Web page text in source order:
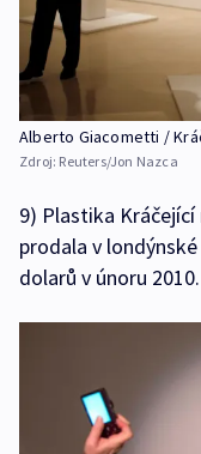
Alberto Giacometti /
Zdroj: Reuters/Jon Nazca
9) Plastika
prodala v
dolarů v únoru 2010.